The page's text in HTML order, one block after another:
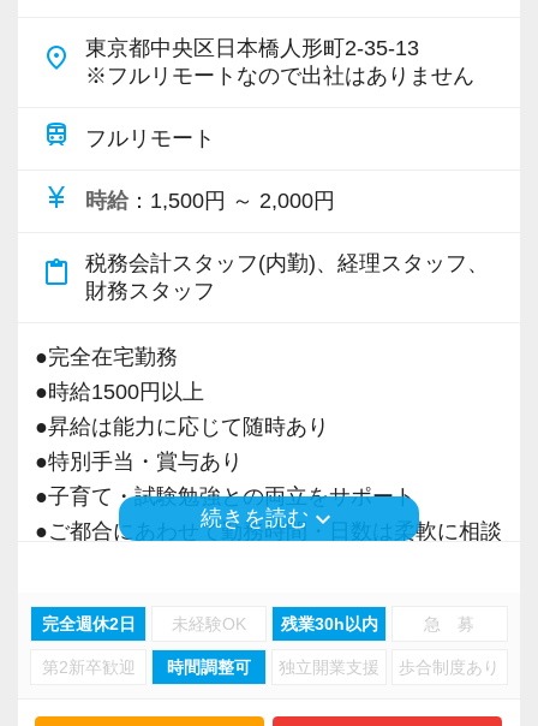
place
東京都中央区日本橋人形町2-35-13
※フルリモートなので出社はありません
train フルリモート
currency_yen 時給 ：1,500円 ～ 2,000円
content_paste
税務会計スタッフ(内勤)、経理スタッフ、
財務スタッフ
●完全在宅勤務
●時給1500円以上
●昇給は能力に応じて随時あり
●特別手当・賞与あり
●子育て・試験勉強との両立をサポート
●ご都合にあわせて勤務時間・日数は柔軟に相談
●正社員登用あり
当事務所は、創業期や成長期の企業を中心に支
続きを読む keyboard_arrow_down
完全週休2日 未経験OK 残業30h以内 急 募
第2新卒歓迎 時間調整可 独立開業支援 歩合制度あり